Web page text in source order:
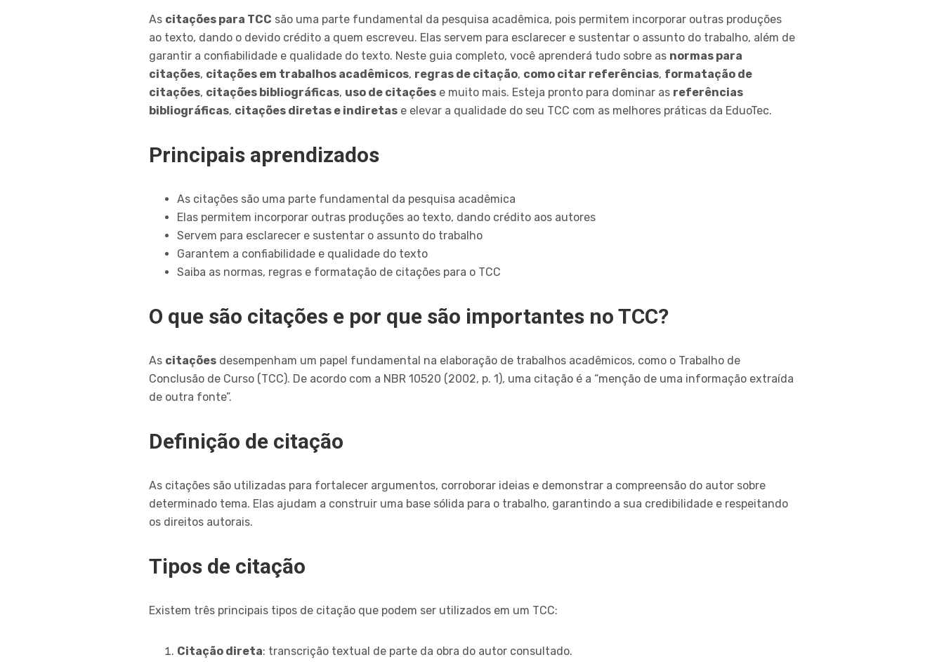
As citações para TCC são uma parte fundamental da pesquisa acadêmica, pois permitem incorporar outras produções
ao texto, dando o devido crédito a quem escreveu. Elas servem para esclarecer e sustentar o assunto do trabalho, além de
garantir a confiabilidade e qualidade do texto. Neste guia completo, você aprenderá tudo sobre as normas para
citações, citações em trabalhos acadêmicos, regras de citação, como citar referências, formatação de
citações, citações bibliográficas, uso de citações e muito mais. Esteja pronto para dominar as referências
bibliográficas, citações diretas e indiretas e elevar a qualidade do seu TCC com as melhores práticas da EduoTec.
Principais aprendizados
As citações são uma parte fundamental da pesquisa acadêmica
Elas permitem incorporar outras produções ao texto, dando crédito aos autores
Servem para esclarecer e sustentar o assunto do trabalho
Garantem a confiabilidade e qualidade do texto
Saiba as normas, regras e formatação de citações para o TCC
O que são citações e por que são importantes no TCC?
As citações desempenham um papel fundamental na elaboração de trabalhos acadêmicos, como o Trabalho de
Conclusão de Curso (TCC). De acordo com a NBR 10520 (2002, p. 1), uma citação é a “menção de uma informação extraída
de outra fonte”.
Definição de citação
As citações são utilizadas para fortalecer argumentos, corroborar ideias e demonstrar a compreensão do autor sobre
determinado tema. Elas ajudam a construir uma base sólida para o trabalho, garantindo a sua credibilidade e respeitando
os direitos autorais.
Tipos de citação
Existem três principais tipos de citação que podem ser utilizados em um TCC:
Citação direta: transcrição textual de parte da obra do autor consultado.